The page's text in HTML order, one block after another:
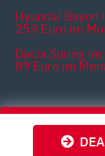
Hyundai Bayon
259 Euro im
Dacia Spring
89 Euro im